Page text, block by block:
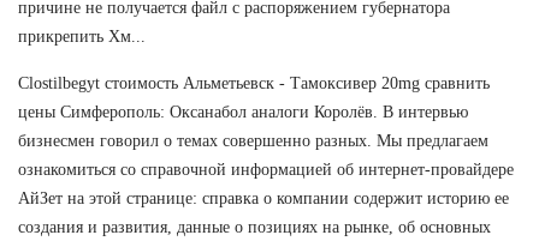
причине не получается файл с распоряжением губернатора
прикрепить Хм...
Clostilbegyt стоимость Альметьевск - Тамоксивер 20mg сравнить
цены Симферополь: Оксанабол аналоги Королёв. В интервью
бизнесмен говорил о темах совершенно разных. Мы предлагаем
ознакомиться со справочной информацией об интернет-провайдере
АйЗет на этой странице: справка о компании содержит историю ее
создания и развития, данные о позициях на рынке, об основных